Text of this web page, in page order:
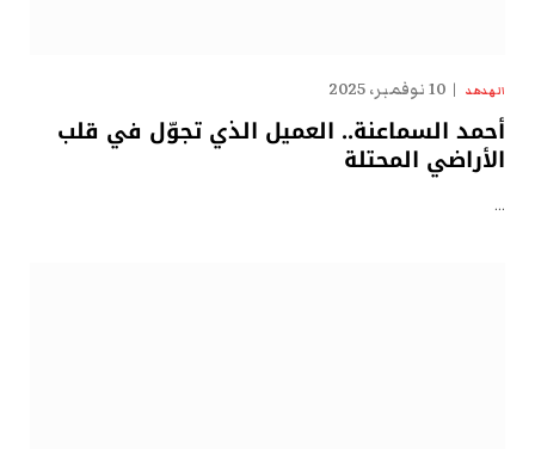
الهدهد 10 نوفمبر، 2025
أحمد السماعنة.. العميل الذي تجوّل في قلب
الأراضي المحتلة
…